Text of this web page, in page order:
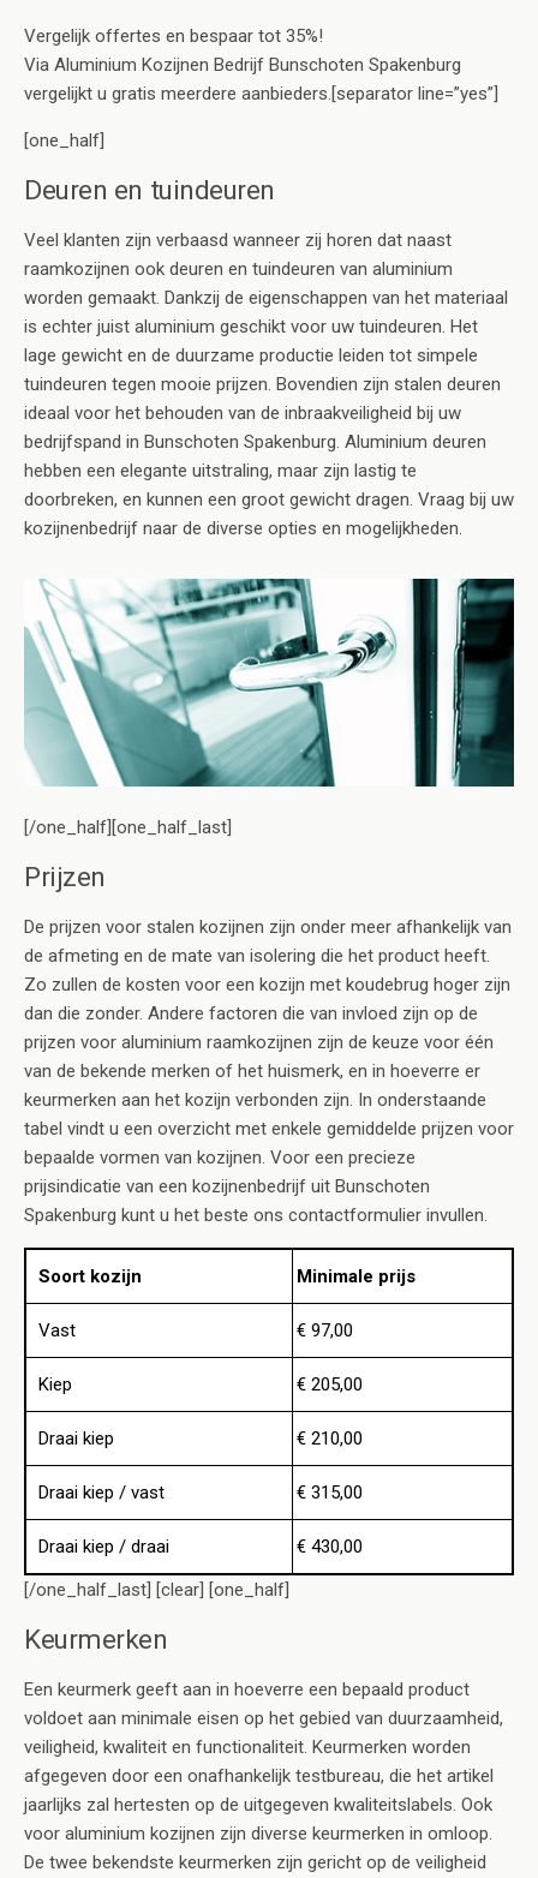
Vergelijk offertes en bespaar tot 35%!
Via Aluminium Kozijnen Bedrijf Bunschoten Spakenburg
vergelijkt u gratis meerdere aanbieders.[separator line=”yes”]
[one_half]
Deuren en tuindeuren
Veel klanten zijn verbaasd wanneer zij horen dat naast
raamkozijnen ook deuren en tuindeuren van aluminium
worden gemaakt. Dankzij de eigenschappen van het materiaal
is echter juist aluminium geschikt voor uw tuindeuren. Het
lage gewicht en de duurzame productie leiden tot simpele
tuindeuren tegen mooie prijzen. Bovendien zijn stalen deuren
ideaal voor het behouden van de inbraakveiligheid bij uw
bedrijfspand in Bunschoten Spakenburg. Aluminium deuren
hebben een elegante uitstraling, maar zijn lastig te
doorbreken, en kunnen een groot gewicht dragen. Vraag bij uw
kozijnenbedrijf naar de diverse opties en mogelijkheden.
[/one_half][one_half_last]
Prijzen
De prijzen voor stalen kozijnen zijn onder meer afhankelijk van
de afmeting en de mate van isolering die het product heeft.
Zo zullen de kosten voor een kozijn met koudebrug hoger zijn
dan die zonder. Andere factoren die van invloed zijn op de
prijzen voor aluminium raamkozijnen zijn de keuze voor één
van de bekende merken of het huismerk, en in hoeverre er
keurmerken aan het kozijn verbonden zijn. In onderstaande
tabel vindt u een overzicht met enkele gemiddelde prijzen voor
bepaalde vormen van kozijnen. Voor een precieze
prijsindicatie van een kozijnenbedrijf uit Bunschoten
Spakenburg kunt u het beste ons contactformulier invullen.
Soort kozijn Minimale prijs
Vast € 97,00
Kiep € 205,00
Draai kiep € 210,00
Draai kiep / vast € 315,00
Draai kiep / draai
€ 430,00
[/one_half_last] [clear] [one_half]
Keurmerken
Een keurmerk geeft aan in hoeverre een bepaald product
voldoet aan minimale eisen op het gebied van duurzaamheid,
veiligheid, kwaliteit en functionaliteit. Keurmerken worden
afgegeven door een onafhankelijk testbureau, die het artikel
jaarlijks zal hertesten op de uitgegeven kwaliteitslabels. Ook
voor aluminium kozijnen zijn diverse keurmerken in omloop.
De twee bekendste keurmerken zijn gericht op de veiligheid